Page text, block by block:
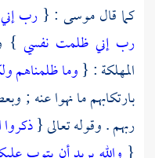
كما قالموسى : {رب
رب إني ظلمت نفسي }
المهلكة : {وما ظلمناهم
بارتكابهم ما نهوا عنه ;
ربهم . وقوله تعالى {ذكروا